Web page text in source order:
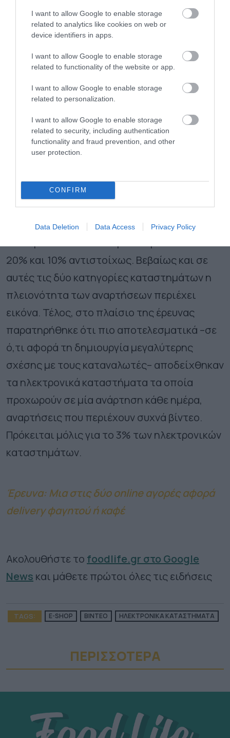
I want to allow Google to enable storage
related to analytics like cookies on web or
device identifiers in apps.
I want to allow Google to enable storage
related to functionality of the website or app.
I want to allow Google to enable storage
related to personalization.
I want to allow Google to enable storage
related to security, including authentication
functionality and fraud prevention, and other
user protection.
CONFIRM
Data Deletion Data Access Privacy Policy
εικόνας, γεγονός που στην ουσία λειτουργεί
ως διαφήμιση του σήματος. Από την έρευνα
προκύπτει επίσης ότι η ημέρα που κυρίως οι
καταναλωτές ασχολούνται με τις αναρτήσεις
προφανώς διότι έχουν περισσότερο
Τα καταστήματα πώλησης ειδών μόδας
(ρούχα, παπούτσια κ.λπ.), καθώς και τα
που χρησιμοποιούν σε μεγαλύτερο βαθμό τα
βίντεο στις αναρτήσεις τους στο facebook
σε σύγκριση με τις υπόλοιπες κατηγορίες
20% και 10% αντιστοίχως. Βεβαίως και σε
αυτές τις δύο κατηγορίες καταστημάτων η
πλειονότητα των αναρτήσεων περιέχει
εικόνα. Τέλος, στο πλαίσιο της έρευνας
παρατηρήθηκε ότι πιο αποτελεσματικά –σε
ό,τι αφορά τη δημιουργία μεγαλύτερης
σχέσης με τους καταναλωτές– αποδείχθηκαν
τα ηλεκτρονικά καταστήματα τα οποία
προχωρούν σε μία ανάρτηση κάθε ημέρα,
αναρτήσεις που περιέχουν συχνά βίντεο.
Πρόκειται μόλις για το 3% των ηλεκτρονικών
καταστημάτων.
Έρευνα: Μια στις δύο online αγορές αφορά
delivery φαγητού ή καφέ
Ακολουθήστε το foodlife.gr στο Google
News και μάθετε πρώτοι όλες τις ειδήσεις
TAGS: E-SHOP ΒΙΝΤΕΟ ΗΛΕΚΤΡΟΝΙΚΑ ΚΑΤΑΣΤΗΜΑΤΑ
ΠΕΡΙΣΣΟΤΕΡA